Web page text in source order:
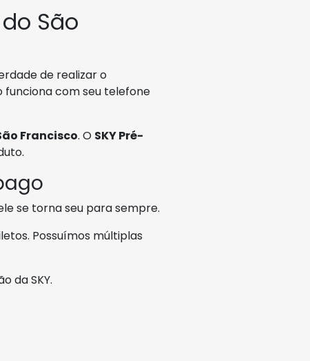
São
de realizar o
com seu telefone
Francisco. O SKY Pré-
se torna seu para sempre.
Possuímos múltiplas
da SKY.